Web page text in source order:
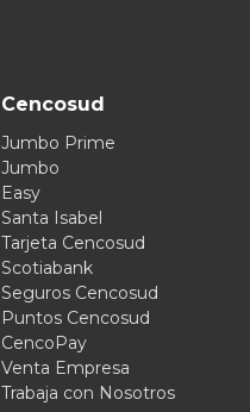
Cencosud
Jumbo Prime
Jumbo
Easy
Santa Isabel
Tarjeta Cencosud
Scotiabank
Seguros Cencosud
Puntos Cencosud
CencoPay
Venta Empresa
Trabaja con Nosotros